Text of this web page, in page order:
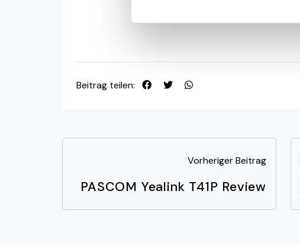
Beitrag teilen:
Vorheriger Beitrag
PASCOM Yealink T41P Review